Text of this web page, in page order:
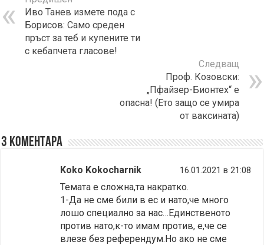
Иво Танев измете пода с
Борисов: Само среден
пръст за теб и купените ти
с кебапчета гласове!
Следващ
Проф. Козовски:
„Пфайзер-Бионтех“ е
опасна! (Ето защо се умира
от ваксината)
3 коментара
Koko Kokocharnik 16.01.2021 в 21:08
Темата е сложна,та накратко.
1-Да не сме били в ес и нато,че много
лошо специално за нас…Единственото
против нато,к-то имам против, е,че се
влезе без референдум.Но ако не сме